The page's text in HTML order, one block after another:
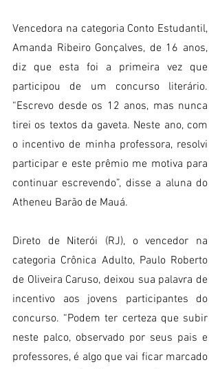
Vencedora na categoria Conto Estudantil,
Amanda Ribeiro Gonçalves, de 16 anos,
diz que esta foi a primeira vez que
participou de um concurso literário.
“Escrevo desde os 12 anos, mas nunca
tirei os textos da gaveta. Neste ano, com
o incentivo de minha professora, resolvi
participar e este prêmio me motiva para
continuar escrevendo”, disse a aluna do
Atheneu Barão de Mauá.
Direto de Niterói (RJ), o vencedor na
categoria Crônica Adulto, Paulo Roberto
de Oliveira Caruso, deixou sua palavra de
incentivo aos jovens participantes do
concurso. “Podem ter certeza que subir
neste palco, observado por seus pais e
professores, é algo que vai ficar marcado